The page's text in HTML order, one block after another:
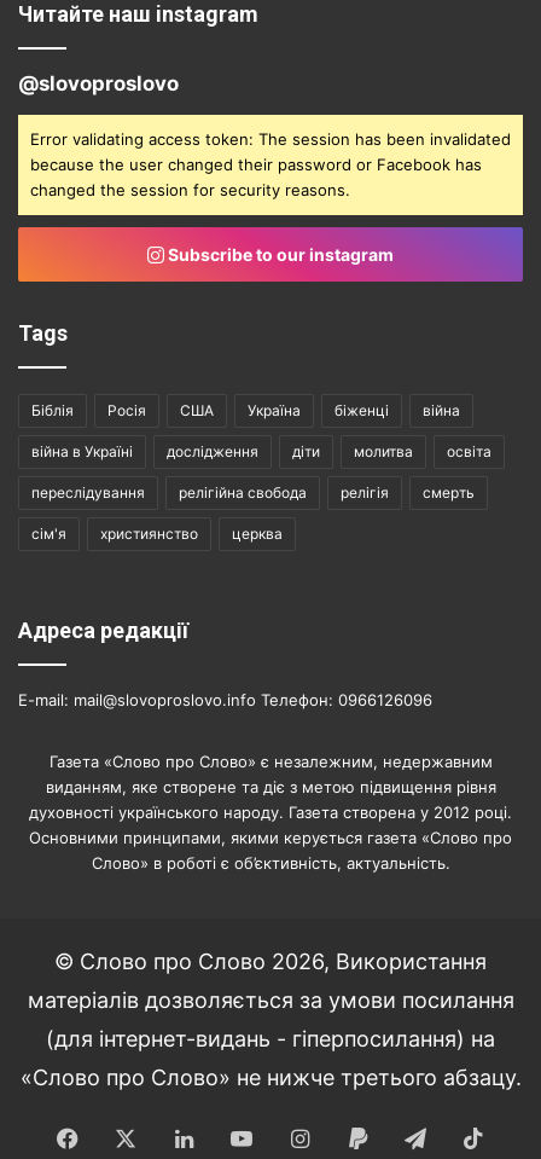
Читайте наш instagram
@slovoproslovo
Error validating access token: The session has been invalidated
because the user changed their password or Facebook has
changed the session for security reasons.
Subscribe to our instagram
Tags
Біблія Росія США Україна біженці війна
війна в Україні дослідження діти молитва освіта
переслідування релігійна свобода релігія смерть
сім'я християнство церква
Адреса редакції
E-mail: mail@slovoproslovo.info Телефон: 0966126096
Газета «Слово про Слово» є незалежним, недержавним
виданням, яке створене та діє з метою підвищення рівня
духовності українського народу. Газета створена у 2012 році.
Основними принципами, якими керується газета «Слово про
Слово» в роботі є об’єктивність, актуальність.
© Слово про Слово 2026, Використання
матеріалів дозволяється за умови посилання
(для інтернет-видань - гіперпосилання) на
«Слово про Слово» не нижче третього абзацу.
Facebook LinkedInYouTubeInstagram
Paypal Telegram